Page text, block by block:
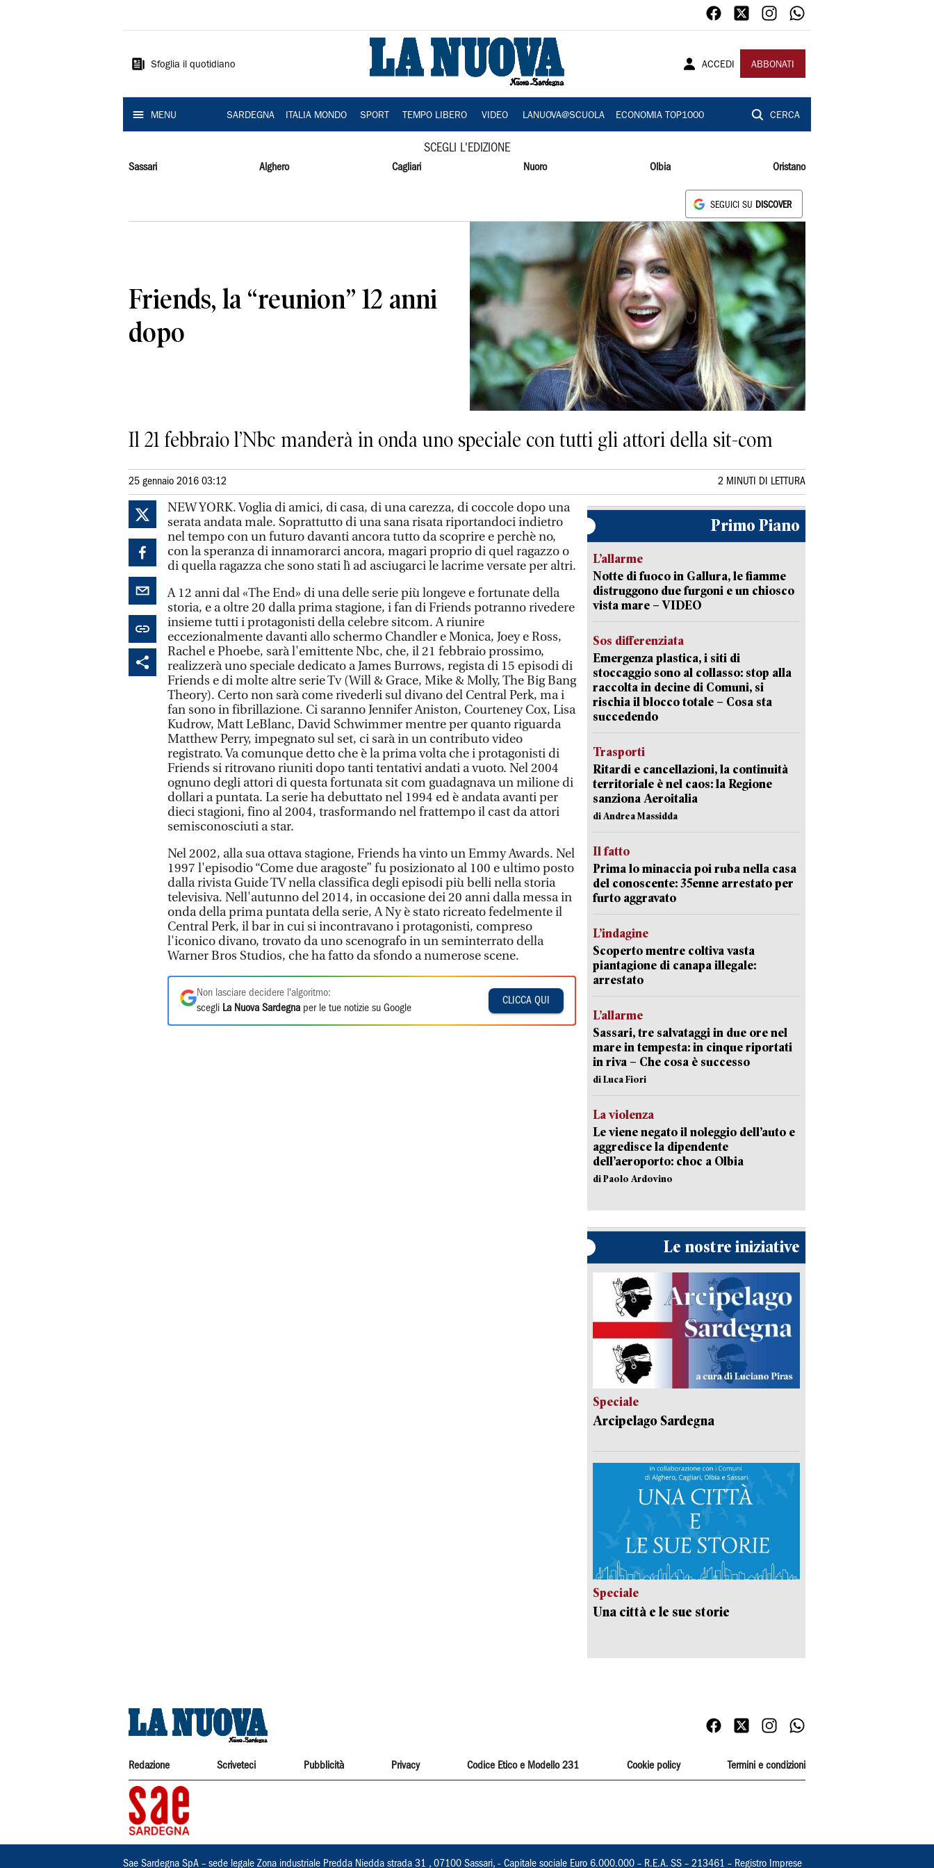
Sardegna
Sfoglia il quotidiano ACCEDI ABBONATI
MENU SARDEGNA ITALIA MONDO SPORT TEMPO LIBERO VIDEO LANUOVA@SCUOLA ECONOMIA TOP1000 CERCA
SCEGLI L'EDIZIONE
Sassari Alghero Cagliari Nuoro Olbia Oristano
SEGUICI SU DISCOVER
Friends, la “reunion” 12 anni
dopo
Il 21 febbraio l’Nbc manderà in onda uno speciale con tutti gli attori della sit-com
25 gennaio 2016 03:12 2 MINUTI DI LETTURA
NEW YORK. Voglia di amici, di casa, di una carezza, di coccole dopo una
serata andata male. Soprattutto di una sana risata riportandoci indietro
nel tempo con un futuro davanti ancora tutto da scoprire e perchè no,
con la speranza di innamorarci ancora, magari proprio di quel ragazzo o
di quella ragazza che sono stati lì ad asciugarci le lacrime versate per altri.
A 12 anni dal «The End» di una delle serie più longeve e fortunate della
storia, e a oltre 20 dalla prima stagione, i fan di Friends potranno rivedere
insieme tutti i protagonisti della celebre sitcom. A riunire
eccezionalmente davanti allo schermo Chandler e Monica, Joey e Ross,
Rachel e Phoebe, sarà l'emittente Nbc, che, il 21 febbraio prossimo,
realizzerà uno speciale dedicato a James Burrows, regista di 15 episodi di
Friends e di molte altre serie Tv (Will & Grace, Mike & Molly, The Big Bang
Theory). Certo non sarà come rivederli sul divano del Central Perk, ma i
fan sono in fibrillazione. Ci saranno Jennifer Aniston, Courteney Cox, Lisa
Kudrow, Matt LeBlanc, David Schwimmer mentre per quanto riguarda
Matthew Perry, impegnato sul set, ci sarà in un contributo video
registrato. Va comunque detto che è la prima volta che i protagonisti di
Friends si ritrovano riuniti dopo tanti tentativi andati a vuoto. Nel 2004
ognuno degli attori di questa fortunata sit com guadagnava un milione di
dollari a puntata. La serie ha debuttato nel 1994 ed è andata avanti per
dieci stagioni, fino al 2004, trasformando nel frattempo il cast da attori
semisconosciuti a star.
Nel 2002, alla sua ottava stagione, Friends ha vinto un Emmy Awards. Nel
1997 l'episodio “Come due aragoste” fu posizionato al 100 e ultimo posto
dalla rivista Guide TV nella classifica degli episodi più belli nella storia
televisiva. Nell'autunno del 2014, in occasione dei 20 anni dalla messa in
onda della prima puntata della serie, A Ny è stato ricreato fedelmente il
Central Perk, il bar in cui si incontravano i protagonisti, compreso
l'iconico divano, trovato da uno scenografo in un seminterrato della
Warner Bros Studios, che ha fatto da sfondo a numerose scene.
Non lasciare decidere l'algoritmo:
scegli La Nuova Sardegna per le tue notizie su Google
CLICCA QUI
Primo Piano
L’allarme
Notte di fuoco in Gallura, le fiamme
distruggono due furgoni e un chiosco
vista mare – VIDEO
Sos differenziata
Emergenza plastica, i siti di
stoccaggio sono al collasso: stop alla
raccolta in decine di Comuni, si
rischia il blocco totale – Cosa sta
succedendo
Trasporti
Ritardi e cancellazioni, la continuità
territoriale è nel caos: la Regione
sanziona Aeroitalia
di Andrea Massidda
Il fatto
Prima lo minaccia poi ruba nella casa
del conoscente: 35enne arrestato per
furto aggravato
L’indagine
Scoperto mentre coltiva vasta
piantagione di canapa illegale:
arrestato
L’allarme
Sassari, tre salvataggi in due ore nel
mare in tempesta: in cinque riportati
in riva – Che cosa è successo
di Luca Fiori
La violenza
Le viene negato il noleggio dell’auto e
aggredisce la dipendente
dell’aeroporto: choc a Olbia
di Paolo Ardovino
Le nostre iniziative
Speciale
Arcipelago Sardegna
Speciale
Una città e le sue storie
Redazione Scriveteci Pubblicità Privacy Codice Etico e Modello 231 Cookie policy Termini e condizioni
Sae Sardegna SpA – sede legale Zona industriale Predda Niedda strada 31 , 07100 Sassari, - Capitale sociale Euro 6.000.000 – R.E.A. SS – 213461 – Registro Imprese